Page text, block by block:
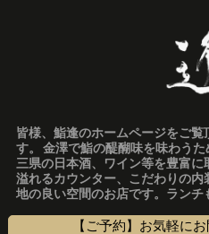
皆様、鮨逢のホームページをご
す。 金澤で鮨の醍醐味を味わう
三県の日本酒、ワイン等を豊富
溢れるカウンター、こだわりの
地の良い空間のお店です。ランチ
【ご予約】お気軽に